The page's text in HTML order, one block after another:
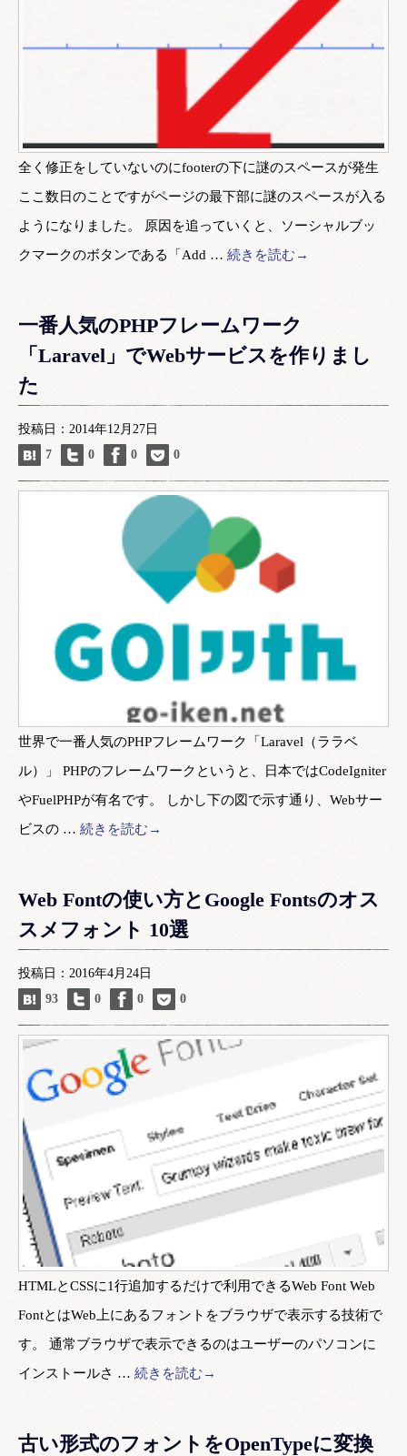
全く修正をしていないのにfooterの下に謎のスペースが発生
ここ数日のことですがページの最下部に謎のスペースが入る
ようになりました。 原因を追っていくと、ソーシャルブッ
クマークのボタンである「Add … 続きを読む→
一番人気のPHPフレームワーク
「Laravel」でWebサービスを作りまし
た
投稿日：2014年12月27日
7
0 0 0
世界で一番人気のPHPフレームワーク「Laravel（ララベ
ル）」 PHPのフレームワークというと、日本ではCodeIgniter
やFuelPHPが有名です。 しかし下の図で示す通り、Webサー
ビスの … 続きを読む→
Web Fontの使い方とGoogle Fontsのオス
スメフォント 10選
投稿日：2016年4月24日
93
0 0 0
HTMLとCSSに1行追加するだけで利用できるWeb Font Web
FontとはWeb上にあるフォントをブラウザで表示する技術で
す。 通常ブラウザで表示できるのはユーザーのパソコンに
インストールさ … 続きを読む→
古い形式のフォントをOpenTypeに変換